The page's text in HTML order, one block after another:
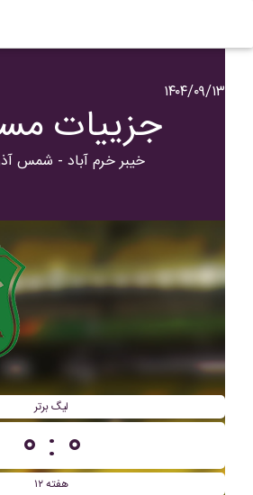
۱۴۰۴/۰۹/۱۳
جزییات
خيبر خرم آباد - شمس
لیگ برتر
۰ : ۰
هفته ۱۲